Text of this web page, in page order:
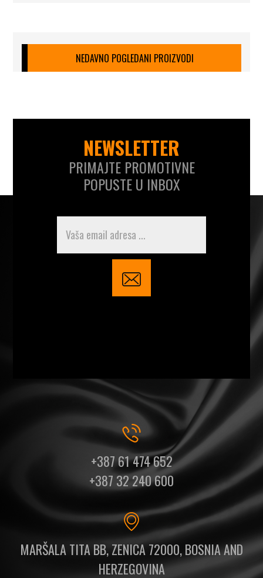
NEDAVNO POGLEDANI PROIZVODI
NEWSLETTER
PRIMAJTE PROMOTIVNE
POPUSTE U INBOX
+387 61 474 652
+387 32 240 600
MARŠALA TITA BB, ZENICA 72000, BOSNIA AND
HERZEGOVINA